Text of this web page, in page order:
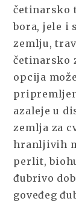
četinarsko
bora, jele i
zemlju,
četinarsko
opcija
azaleje u
zemlja za
hranljivih
perlit,
đubrivo
goveđeg